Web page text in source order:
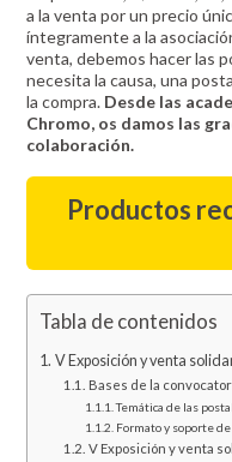
a la venta por un precio
íntegramente a la
venta, debemos hacer las
necesita la causa, una
la compra. Desde las
Chromo, os damos las
colaboración.
Productos
Tabla de contenidos
V Exposición y venta
Bases de la
Temática de las
Formato y soporte
V Exposición y venta